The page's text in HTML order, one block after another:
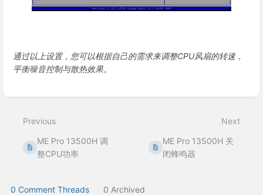
通过以上设置，您可以根据自己的需求来调整CPU风扇的转速，
平衡噪音控制与散热效果。
mode
Previous
ME Pro 13500H 调
整CPU功率
Next
ME Pro 13500H 关
闭蜂鸣器
0 Comment Threads 0 Archived